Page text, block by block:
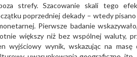
strefy. Szacowanie skali tego
poprzedniej dekady – wtedy
Pierwsze badanie
większy niż bez wspólnej waluty,
wyjściowy wynik, wskazując na